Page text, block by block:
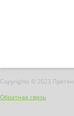
Copyrights © 2023
Обратная связь